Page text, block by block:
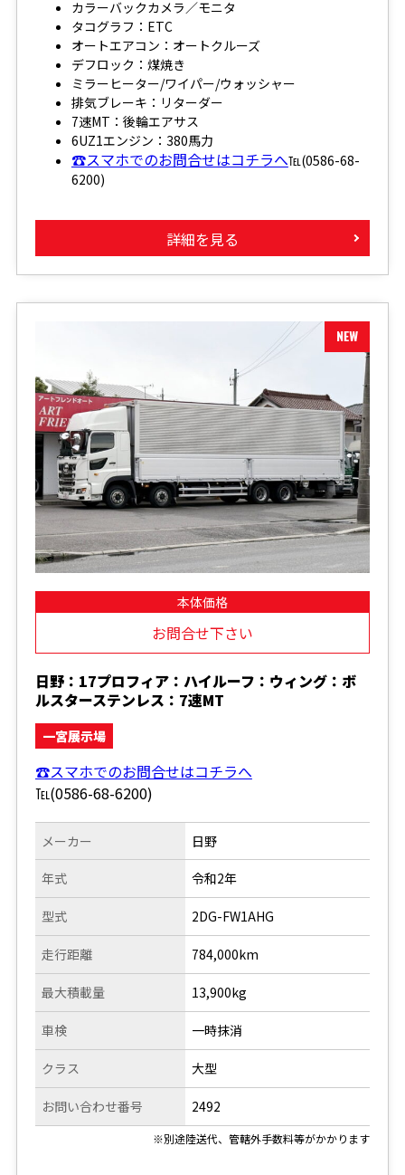
カラーバックカメラ／モニタ
タコグラフ：ETC
オートエアコン：オートクルーズ
デフロック：煤焼き
ミラーヒーター/ワイパー/ウォッシャー
排気ブレーキ：リターダー
7速MT：後輪エアサス
6UZ1エンジン：380馬力
☎スマホでのお問合せはコチラへ℡(0586-68-
6200)
詳細を見る
本体価格
お問合せ下さい
日野：17プロフィア：ハイルーフ：ウィング：ボ
ルスターステンレス：7速MT
一宮展示場
☎スマホでのお問合せはコチラへ
℡(0586-68-6200)
メーカー
年式
型式
走行距離
日野
令和2年
2DG-FW1AHG
784,000km
最大積載量
車検
クラス
お問い合わせ番号
13,900kg
一時抹消
大型
2492
※別途陸送代、管轄外手数料等がかかります